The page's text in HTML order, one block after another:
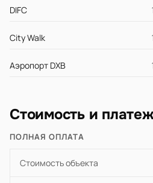
DIFC
City Walk
Аэропорт DXB
Стоимость и
ПОЛНАЯ ОПЛАТА
Стоимость объекта